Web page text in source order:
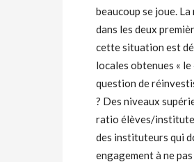
beaucoup se joue.
dans les deux
cette situation est
locales obtenues « le
question de
? Des niveaux
ratio élèves/
des instituteurs qui
engagement à ne